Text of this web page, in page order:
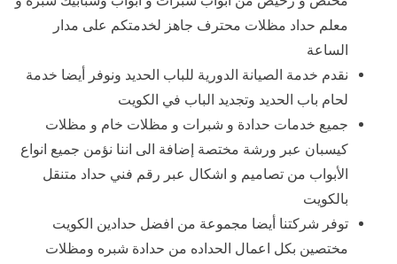
معلم حداد مظلات محترف جاهز لخدمتكم على مدار
الساعة
نقدم خدمة الصيانة الدورية للباب الحديد ونوفر أيضا خدمة
لحام باب الحديد وتجديد الباب في الكويت
جميع خدمات حدادة و شبرات و مظلات خام و مظلات
كيسبان عبر ورشة مختصة إضافة الى اننا نؤمن جميع انواع
الأبواب من تصاميم و اشكال عبر رقم فني حداد متنقل
بالكويت
توفر شركتنا أيضا مجموعة من افضل حدادين الكويت
مختصين بكل اعمال الحداده من حدادة شبره ومظلات